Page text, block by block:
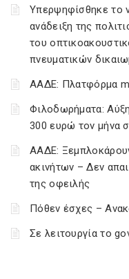
Υπερψηφίσθηκε το
ανάδειξη της
του
πνευματικών
ΑΑΔΕ: Πλατφόρμα
Φιλοδωρήματα:
300 ευρώ τον μήνα
ΑΑΔΕ:
ακινήτων – Δεν
της οφειλής
Πόθεν έσχες –
Σε λειτουργία το